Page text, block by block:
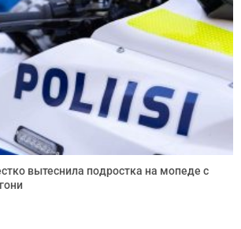
вытеснила подростка на мопеде с